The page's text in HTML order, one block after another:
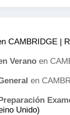
CAMBRIDGE |
Verano en
en
Unido)